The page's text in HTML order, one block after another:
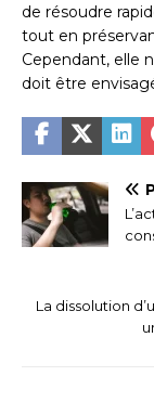
de résoudre
tout en
Cependant, elle
doit être
La dissolution